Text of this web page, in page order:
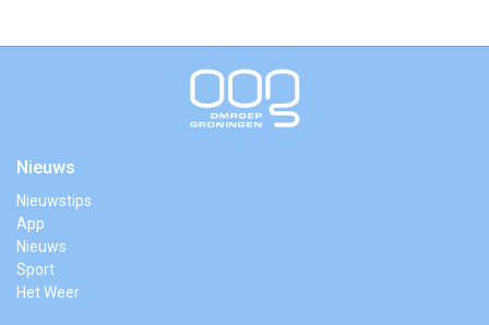
Nieuws
Nieuwstips
App
Nieuws
Sport
Het Weer